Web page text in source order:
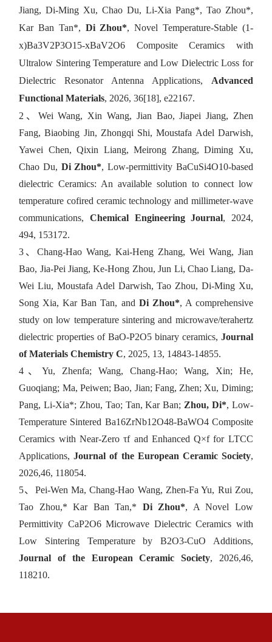
Jiang, Di-Ming Xu, Chao Du, Li-Xia Pang*, Tao Zhou*,
Kar Ban Tan*, Di Zhou*, Novel Temperature-Stable (1-
x)Ba3V2P3O15-xBaV2O6 Composite Ceramics with
Ultralow Sintering Temperature and Low Dielectric Loss for
Dielectric Resonator Antenna Applications, Advanced
Functional Materials, 2026, 36[18], e22167.
2、 Wei Wang, Xin Wang, Jian Bao, Jiapei Jiang, Zhen
Fang, Biaobing Jin, Zhongqi Shi, Moustafa Adel Darwish,
Yawei Chen, Qixin Liang, Meirong Zhang, Diming Xu,
Chao Du, Di Zhou*, Low-permittivity BaCuSi4O10-based
dielectric Ceramics: An available solution to connect low
temperature cofired ceramic technology and millimeter-wave
communications, Chemical Engineering Journal, 2024,
494, 153172.
3、Chang-Hao Wang, Kai-Heng Zhang, Wei Wang, Jian
Bao, Jia-Pei Jiang, Ke-Hong Zhou, Jun Li, Chao Liang, Da-
Wei Liu, Moustafa Adel Darwish, Tao Zhou, Di-Ming Xu,
Song Xia, Kar Ban Tan, and Di Zhou*, A comprehensive
study on low temperature sintering and microwave/terahertz
dielectric properties of BaO-P2O5 binary ceramics, Journal
of Materials Chemistry C, 2025, 13, 14843-14855.
4 、Yu, Zhenfa; Wang, Chang-Hao; Wang, Xin; He,
Guoqiang; Ma, Peiwen; Bao, Jian; Fang, Zhen; Xu, Diming;
Pang, Li-Xia*; Zhou, Tao; Tan, Kar Ban; Zhou, Di*, Low-
Temperature Sintered Ba16ZrNb12O48-BaWO4 Composite
Ceramics with Near-Zero τf and Enhanced Q×f for LTCC
Applications,Journal of the European Ceramic Society,
2026,46, 118054.
5、 Pei-Wen Ma, Chang-Hao Wang, Zhen-Fa Yu, Rui Zou,
Tao Zhou,* Kar Ban Tan,* Di Zhou*, A Novel Low
Permittivity CaP2O6 Microwave Dielectric Ceramics with
Low Sintering Temperature by B2O3-CuO Additions,
Journal of the European Ceramic Society, 2026,46,
118210.